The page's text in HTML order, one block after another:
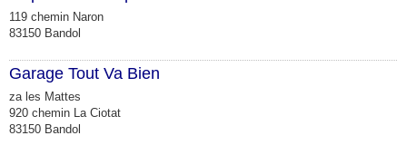
119 chemin Naron
83150 Bandol
Garage Tout Va Bien
za les Mattes
920 chemin La Ciotat
83150 Bandol